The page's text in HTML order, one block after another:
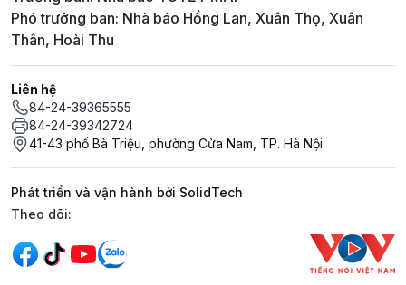
Phó trưởng ban: Nhà báo Hồng Lan, Xuân Thọ, Xuân
Thân, Hoài Thu
Liên hệ
84-24-39365555
84-24-39342724
41-43 phố Bà Triệu, phường Cửa Nam, TP. Hà Nội
Phát triển và vận hành bởi SolidTech
Mạng xã hội
Theo dõi: